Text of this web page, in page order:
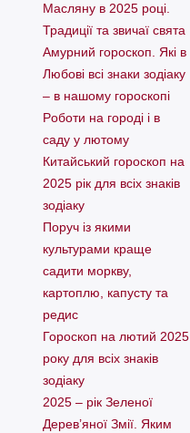
Масляну в 2025 році.
Традиції та звичаї свята
Амурний гороскоп. Які в
Любові всі знаки зодіаку
– в нашому гороскопі
Pоботи на городі і в
саду у лютому
Китайський гороскоп на
2025 рік для всіх знаків
зодіаку
Поруч із якими
культурами краще
садити моркву,
картоплю, капусту та
редис
Гороскоп на лютий 2025
року для всіх знаків
зодіаку
2025 – рік Зеленої
Дерев’яної Змії. Яким